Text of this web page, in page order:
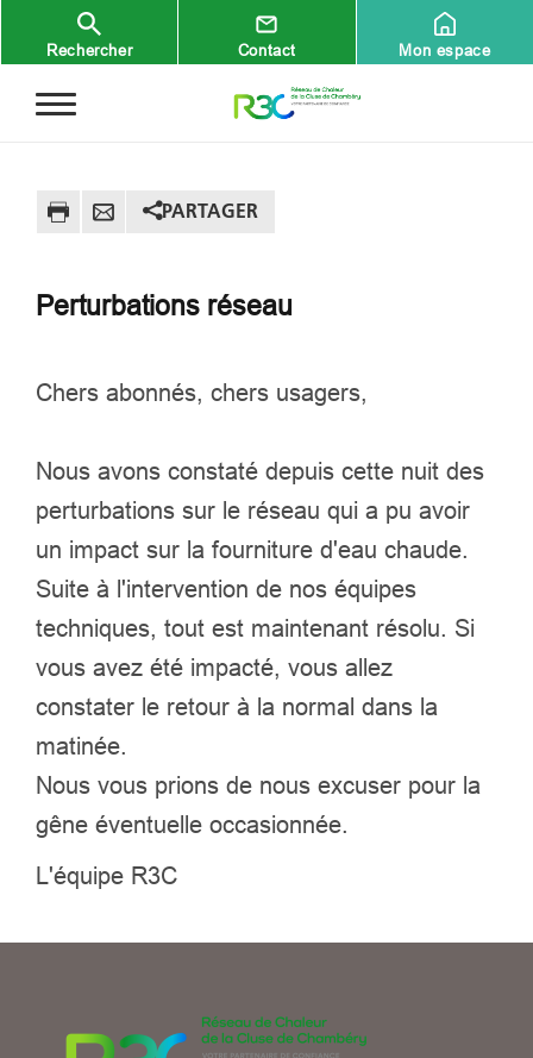
Aller au contenu principal
Rechercher Contact Mon espace
PARTAGER
Perturbations réseau
Chers abonnés, chers usagers,
Nous avons constaté depuis cette nuit des
perturbations sur le réseau qui a pu avoir
un impact sur la fourniture d'eau chaude.
Suite à l'intervention de nos équipes
techniques, tout est maintenant résolu. Si
vous avez été impacté, vous allez
constater le retour à la normal dans la
matinée.
Nous vous prions de nous excuser pour la
gêne éventuelle occasionnée.
L'équipe R3C